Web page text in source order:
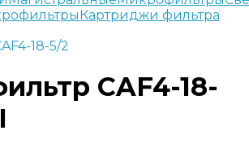
Картриджи фильтра
18-5/2
CAF4-18-